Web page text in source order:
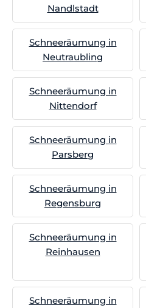
Nandlstadt
Schneeräumung in
Neutraubling
Schneeräumung in
Nittendorf
Schneeräumung in
Parsberg
Schneeräumung in
Regensburg
Schneeräumung in
Reinhausen
Schneeräumung in